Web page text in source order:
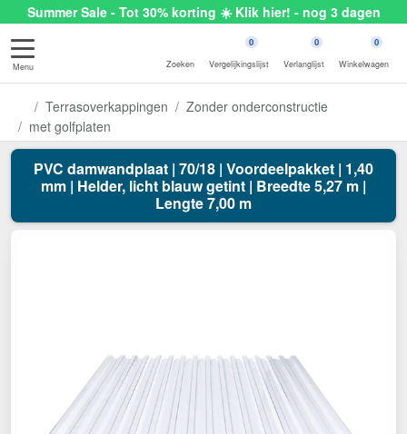
Summer Sale - Tot 30% korting ☀️ Klik hier! - nog 3 dagen
Menu Zoeken
0
Vergelijkingslijst
0
Verlanglijst
0
Winkelwagen
Terrasoverkappingen
Zonder onderconstructie
met golfplaten
PVC damwandplaat | 70/18 | Voordeelpakket | 1,40
mm | Helder, licht blauw getint | Breedte 5,27 m |
Lengte 7,00 m